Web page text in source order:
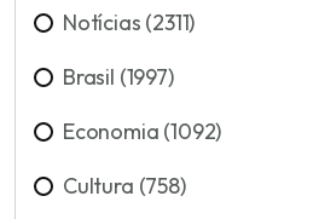
Notícias (2311)
Brasil (1997)
Economia (1092)
Cultura (758)